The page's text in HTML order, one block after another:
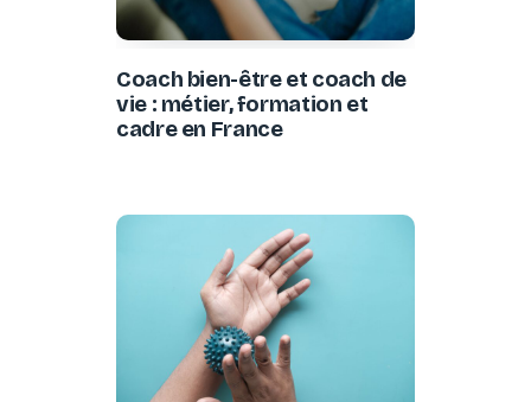
Coach bien-être et coach de
vie : métier, formation et
cadre en France